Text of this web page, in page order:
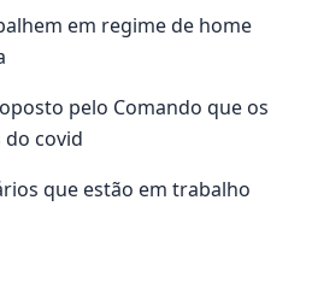
em regime de home
pelo Comando que os
do covid
que estão em trabalho